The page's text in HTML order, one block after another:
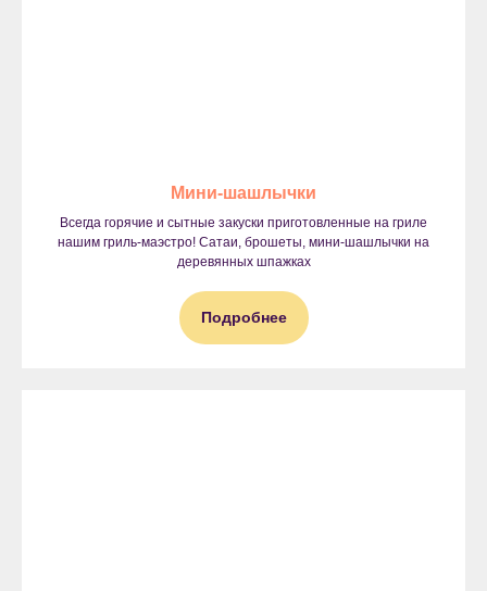
Мини-шашлычки
Всегда горячие и сытные закуски приготовленные на гриле
нашим гриль-маэстро! Сатаи, брошеты, мини-шашлычки на
деревянных шпажках
Подробнее